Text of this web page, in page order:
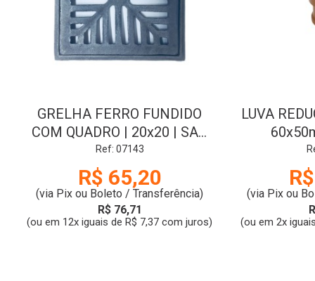
GRELHA FERRO FUNDIDO
COM QUADRO | 20x20 | SAO
CRISTOVAO
Ref: 07143
R$ 65,20
(via Pix ou Boleto / Transferência)
R$ 76,71
(ou em 12x iguais de R$ 7,37 com juros)
LUVA
(via Pix ou
(ou em 2x